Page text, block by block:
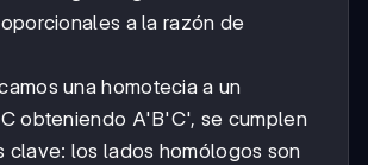
a la razón de
una homotecia a un
obteniendo A'B'C', se cumplen
clave: los lados homólogos son